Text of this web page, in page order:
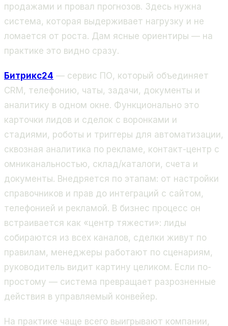
продажами и провал прогнозов. Здесь нужна
система, которая выдерживает нагрузку и не
ломается от роста. Дам ясные ориентиры — на
практике это видно сразу.
Битрикс24 — сервис ПО, который объединяет
CRM, телефонию, чаты, задачи, документы и
аналитику в одном окне. Функционально это
карточки лидов и сделок с воронками и
стадиями, роботы и триггеры для автоматизации,
сквозная аналитика по рекламе, контакт-центр с
омниканальностью, склад/каталоги, счета и
документы. Внедряется по этапам: от настройки
справочников и прав до интеграций с сайтом,
телефонией и рекламой. В бизнес процесс он
встраивается как «центр тяжести»: лиды
собираются из всех каналов, сделки живут по
правилам, менеджеры работают по сценариям,
руководитель видит картину целиком. Если по-
простому — система превращает разрозненные
действия в управляемый конвейер.
На практике чаще всего выигрывают компании,